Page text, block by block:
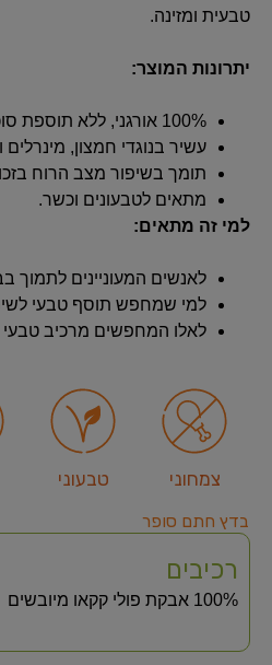
טבעית ומזינה.
יתרונות המוצר:
100% אורגני, ללא תוספת סוכר.
עשיר בנוגדי חמצון, מינרלים
תומך בשיפור מצב הרוח
מתאים לטבעונים וכשר.
למי זה מתאים:
לאנשים המעוניינים לתמוך
למי שמחפש תוסף טבעי
לאלו המחפשים מרכיב
צמחוני טבעוני
בדץ חתם סופר
רכיבים
100% אבקת פולי קקאו מיובשים